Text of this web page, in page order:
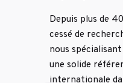
Depuis plus de
cessé de
nous
une solide
internationale